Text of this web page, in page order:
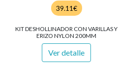
39.11€
KIT DESHOLLINADOR CON VARILLAS Y
ERIZO NYLON 200MM
Ver detalle